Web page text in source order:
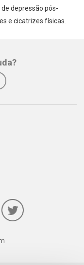
depressão pós-
e cicatrizes físicas.